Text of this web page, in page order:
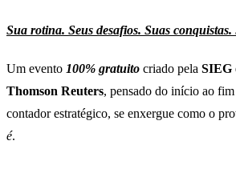
Sua rotina. Seus desafios. Suas
Um evento 100% gratuito criado pela SIEG
Thomson Reuters, pensado do início ao
contador estratégico, se enxergue como o
é.